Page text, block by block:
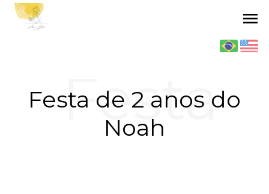
menu
Festa de 2 anos do
Noah
Festa